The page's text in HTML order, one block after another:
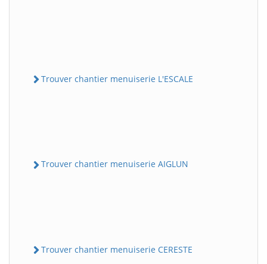
Trouver chantier menuiserie L'ESCALE
Trouver chantier menuiserie AIGLUN
Trouver chantier menuiserie CERESTE